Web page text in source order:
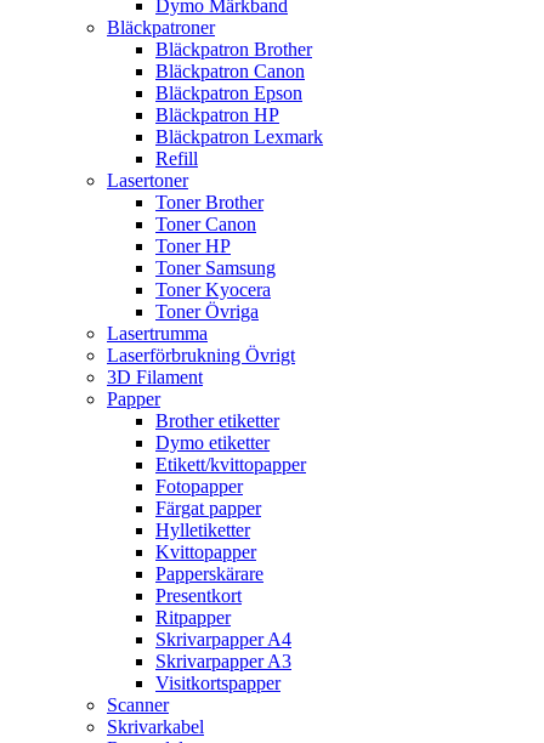
Dymo Märkband
Bläckpatroner
Bläckpatron Brother
Bläckpatron Canon
Bläckpatron Epson
Bläckpatron HP
Bläckpatron Lexmark
Refill
Lasertoner
Toner Brother
Toner Canon
Toner HP
Toner Samsung
Toner Kyocera
Toner Övriga
Lasertrumma
Laserförbrukning Övrigt
3D Filament
Papper
Brother etiketter
Dymo etiketter
Etikett/kvittopapper
Fotopapper
Färgat papper
Hylletiketter
Kvittopapper
Papperskärare
Presentkort
Ritpapper
Skrivarpapper A4
Skrivarpapper A3
Visitkortspapper
Scanner
Skrivarkabel